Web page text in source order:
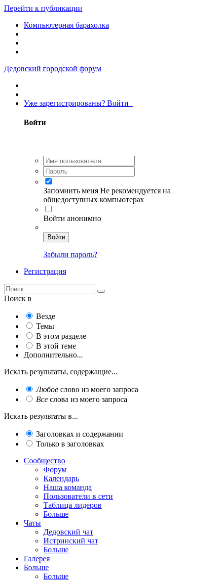
Перейти к публикации
Компьютерная барахолка
Дедовский городской форум
Уже зарегистрированы? Войти
Войти
Запомнить меня Не рекомендуется на
общедоступных компьютерах
Войти анонимно
Войти
Забыли пароль?
Регистрация
Поиск в
Везде
Темы
В этом разделе
В этой теме
Дополнительно...
Искать результаты, содержащие...
Любое слово из моего запроса
Все слова из моего запроса
Искать результаты в...
Заголовках и содержании
Только в заголовках
Сообщество
Форум
Календарь
Наша команда
Пользователи в сети
Таблица лидеров
Больше
Чаты
Дедовский чат
Истринский чат
Больше
Галерея
Больше
Больше